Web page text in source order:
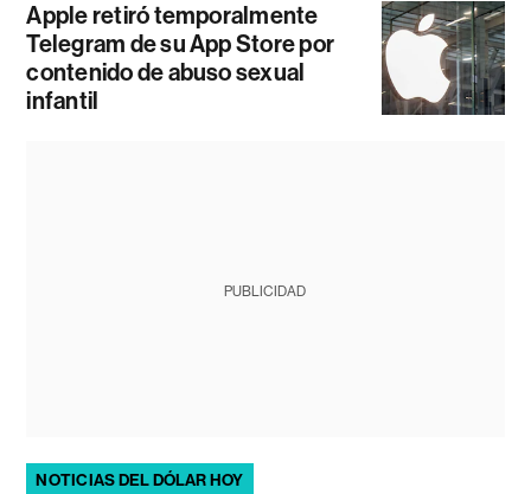
Apple retiró temporalmente
Telegram de su App Store por
contenido de abuso sexual
infantil
PUBLICIDAD
NOTICIAS DEL DÓLAR HOY